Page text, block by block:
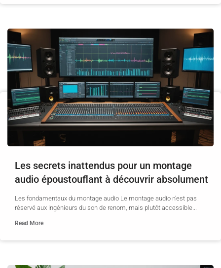
Les secrets inattendus pour un montage
audio époustouflant à découvrir absolument
Les fondamentaux du montage audio Le montage audio n’est pas
réservé aux ingénieurs du son de renom, mais plutôt accessible...
Read More